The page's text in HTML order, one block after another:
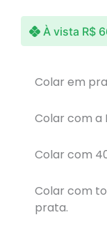
À vista R$
Colar em
Colar com a
Colar com
Colar com
prata.